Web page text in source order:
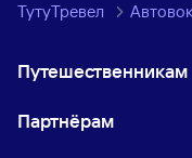
ТутуТревел
Путешественникам
Партнёрам